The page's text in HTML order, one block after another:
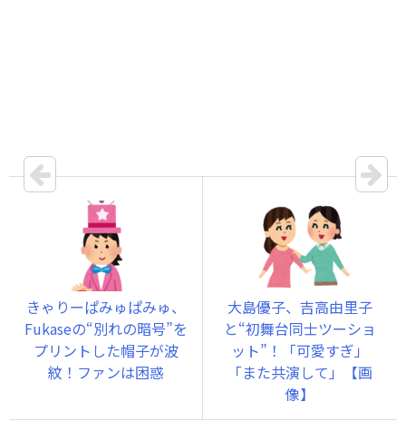
きゃりーぱみゅぱみゅ、
Fukaseの“別れの暗号”を
プリントした帽子が波
紋！ファンは困惑
大島優子、吉高由里子
と“初舞台同士ツーショ
ット”！「可愛すぎ」
「また共演して」【画
像】